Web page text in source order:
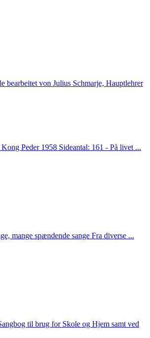
bearbeitet von Julius Schmarje, Hauptlehrer
Peder 1958 Sideantal: 161 - På livet ...
mange spændende sange Fra diverse ...
til brug for Skole og Hjem samt ved